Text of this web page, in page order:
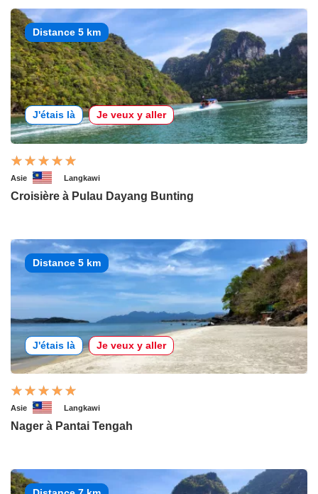
Distance 5 km
J'étais là Je veux y aller
Asie Langkawi
Croisière à Pulau Dayang Bunting
Distance 5 km
J'étais là Je veux y aller
Asie Langkawi
Nager à Pantai Tengah